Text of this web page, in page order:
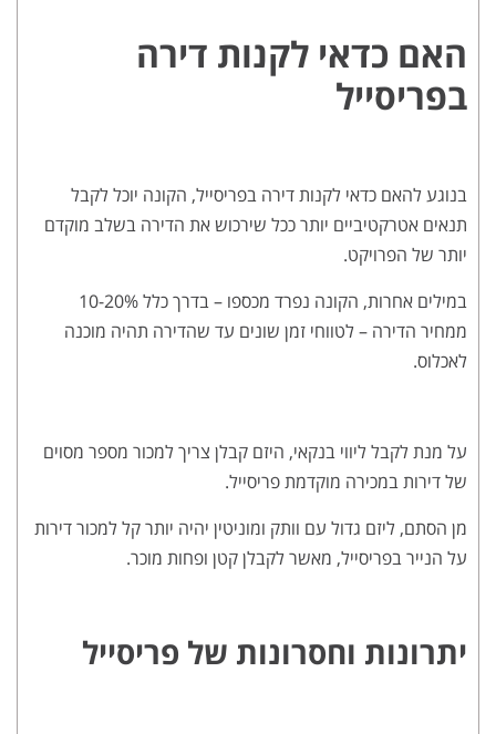
האם כדאי לקנות דירה
בפריסייל
בנוגע להאם כדאי לקנות דירה בפריסייל, הקונה יוכל לקבל
תנאים אטרקטיביים יותר ככל שירכוש את הדירה בשלב מוקדם
יותר של הפרויקט.
במילים אחרות, הקונה נפרד מכספו – בדרך כלל 10-20%
ממחיר הדירה – לטווחי זמן שונים עד שהדירה תהיה מוכנה
לאכלוס.
על מנת לקבל ליווי בנקאי, היזם קבלן צריך למכור מספר מסוים
של דירות במכירה מוקדמת פריסייל.
מן הסתם, ליזם גדול עם וותק ומוניטין יהיה יותר קל למכור דירות
על הנייר בפריסייל, מאשר לקבלן קטן ופחות מוכר.
יתרונות וחסרונות של פריסייל